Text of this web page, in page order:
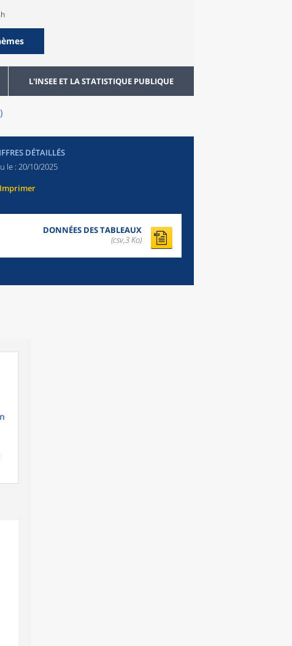
L'INSEE ET LA STATISTIQUE PUBLIQUE
DÉTAILLÉS
le : 20/10/2025
Imprimer
DONNÉES DES TABLEAUX
(csv,3 Ko)